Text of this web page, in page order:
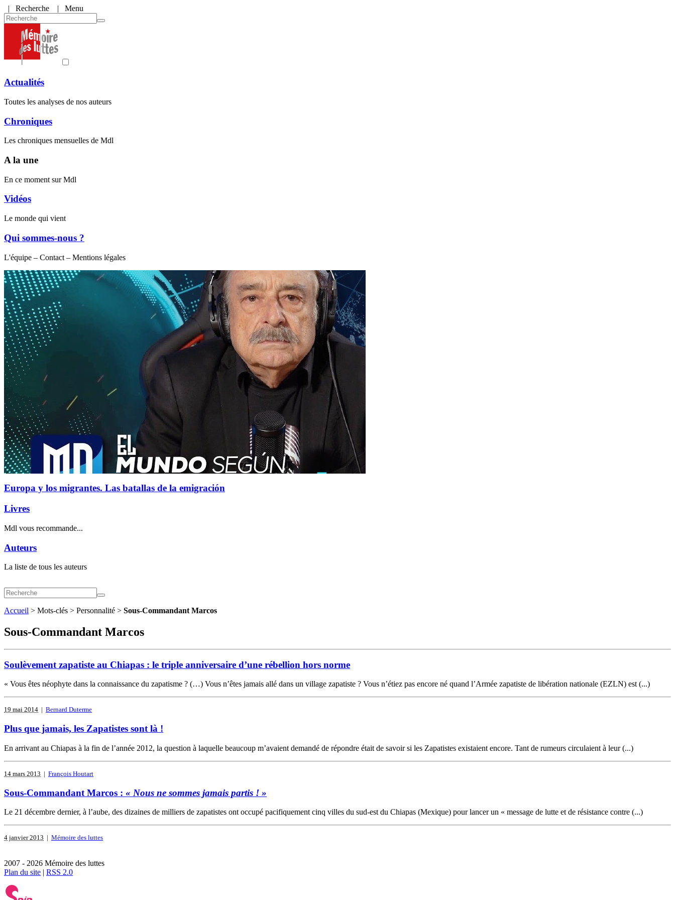
| Recherche | Menu
Actualités
Toutes les analyses de nos auteurs
Chroniques
Les chroniques mensuelles de Mdl
A la une
En ce moment sur Mdl
Vidéos
Le monde qui vient
Qui sommes-nous ?
L'équipe – Contact – Mentions légales
Europa y los migrantes. Las batallas de la emigración
Livres
Mdl vous recommande...
Auteurs
La liste de tous les auteurs
Accueil > Mots-clés > Personnalité > Sous-Commandant Marcos
Sous-Commandant Marcos
Soulèvement zapatiste au Chiapas : le triple anniversaire d’une rébellion hors norme
« Vous êtes néophyte dans la connaissance du zapatisme ? (…) Vous n’êtes jamais allé dans un village zapatiste ? Vous n’étiez pas encore né quand l’Armée zapatiste de libération nationale (EZLN) est (...)
19 mai 2014 | Bernard Duterme
Plus que jamais, les Zapatistes sont là !
En arrivant au Chiapas à la fin de l’année 2012, la question à laquelle beaucoup m’avaient demandé de répondre était de savoir si les Zapatistes existaient encore. Tant de rumeurs circulaient à leur (...)
14 mars 2013 | François Houtart
Sous-Commandant Marcos : « Nous ne sommes jamais partis ! »
Le 21 décembre dernier, à l’aube, des dizaines de milliers de zapatistes ont occupé pacifiquement cinq villes du sud-est du Chiapas (Mexique) pour lancer un « message de lutte et de résistance contre (...)
4 janvier 2013 | Mémoire des luttes
2007 - 2026 Mémoire des luttes
Plan du site | RSS 2.0